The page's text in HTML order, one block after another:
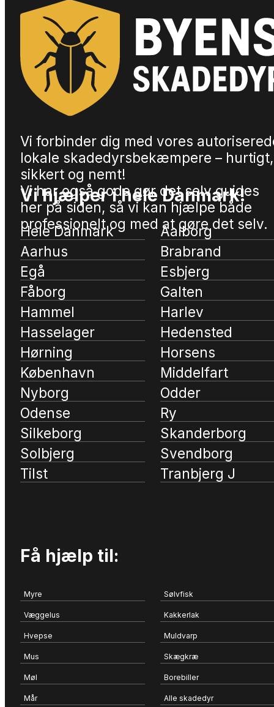
Vi forbinder dig med vores
lokale skadedyrsbekæmpere – hurtigt,
sikkert og nemt!
Vi har også gode gør det selv guides
her på siden, så vi kan hjælpe både
professionelt og med at gøre det selv.
Vi hjælper i hele Danmark!
Hele Danmark
Aalborg
Aarhus
Brabrand
Egå
Esbjerg
Fåborg
Galten
Hammel
Harlev
Hasselager
Hedensted
Hørning
Horsens
København
Middelfart
Nyborg
Odder
Odense
Ry
Silkeborg
Skanderborg
Solbjerg
Svendborg
Tilst
Tranbjerg J
Få hjælp til:
Myre Sølvfisk
Væggelus Kakkerlak
Hvepse Muldvarp
Mus Skægkræ
Møl Borebiller
Mår Alle skadedyr